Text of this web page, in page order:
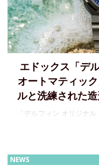
エドックス「デ
オートマティッ
ルと洗練された
「デルフィン オリジナ
年のデルフィンに初採
NEWS